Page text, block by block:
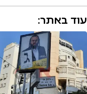
עוד באתר: